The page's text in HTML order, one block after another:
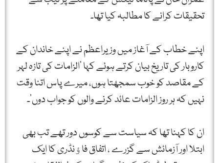
تحقیقات کرانے کا مطالبہ کیا تھا۔
اپنے خطاب کے آغاز میں وزیراعظم نے اپنے خاندان کے
کاروبار کی تاریخ بیان کرتے ہوئے کہا ‘الزامات کی تازہ لہر
کے مقاصد کو خوب سمجھتا ہوں، میرے پاس اتنا وقت
نہیں کہ ہر روز الزامات عائد کرنے والوں کو جواب دوں’۔
ان کا کہنا تھا کہ سیاست سے کوسوں دور تھے تب بھی
ابتلا اور آزمائش سے گزرے ، اتفاق فاﺅنڈری کا ایک